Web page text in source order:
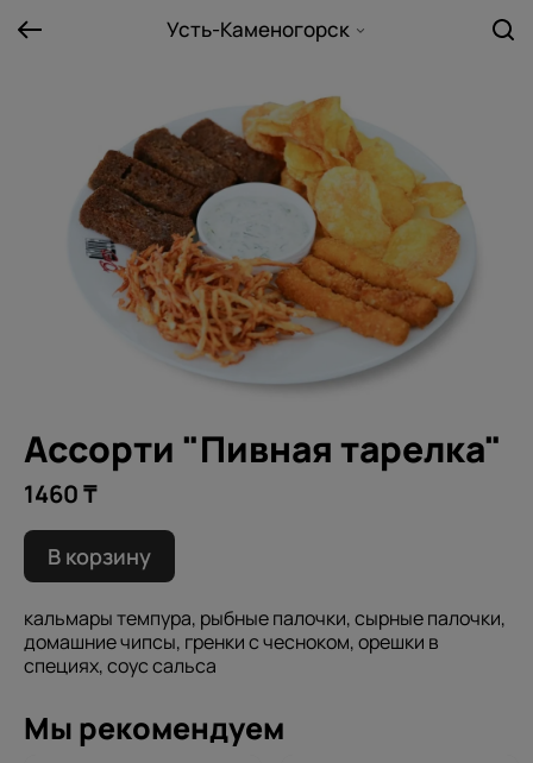
Усть-Каменогорск
Ассорти "Пивная тарелка"
1460 ₸
В корзину
кальмары темпура, рыбные палочки, сырные палочки,
домашние чипсы, гренки с чесноком, орешки в
специях, соус сальса
Мы рекомендуем